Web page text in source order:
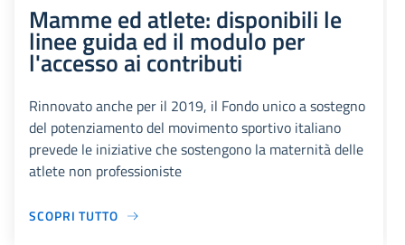
Mamme ed atlete: disponibili le
linee guida ed il modulo per
l'accesso ai contributi
Rinnovato anche per il 2019, il Fondo unico a sostegno
del potenziamento del movimento sportivo italiano
prevede le iniziative che sostengono la maternità delle
atlete non professioniste
SCOPRI TUTTO